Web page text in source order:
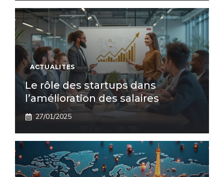
ACTUALITES
Le rôle des startups dans
l’amélioration des salaires
27/01/2025